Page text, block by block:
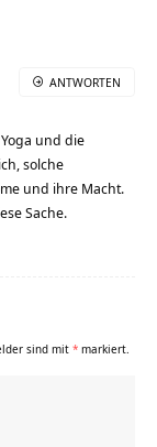
und die
solche
und ihre Macht.
Sache.
ANTWORTEN
sind mit * markiert.